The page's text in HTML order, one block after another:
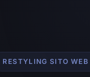
RESTYLING SITO